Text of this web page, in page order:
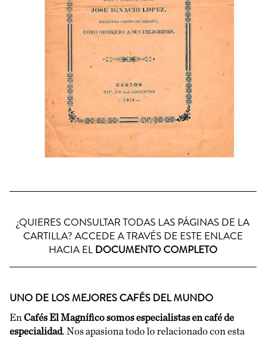
¿QUIERES CONSULTAR TODAS LAS PÁGINAS DE LA
CARTILLA? ACCEDE A TRAVÉS DE ESTE ENLACE
HACIA ELDOCUMENTO COMPLETO
UNO DE LOS MEJORES CAFÉS DEL MUNDO
En Cafés El Magnífico somos especialistas en café de
especialidad. Nos apasiona todo lo relacionado con esta